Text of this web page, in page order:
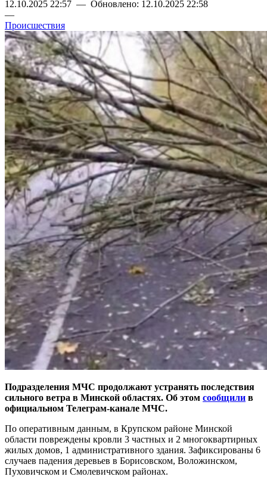
12.10.2025 22:57 — Обновлено: 12.10.2025 22:58
—
Происшествия
Подразделения МЧС продолжают устранять последствия
сильного ветра в Минской областях. Об этом сообщили в
официальном Телеграм-канале МЧС.
По оперативным данным, в Крупском районе Минской
области повреждены кровли 3 частных и 2 многоквартирных
жилых домов, 1 административного здания. Зафиксированы 6
случаев падения деревьев в Борисовском, Воложинском,
Пуховичском и Смолевичском районах.